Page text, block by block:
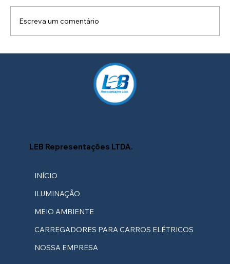
Personalizado para a Sua Fachada
Escreva um comentário
LEB Representações LTDA.
INÍCIO
ILUMINAÇÃO
MEIO AMBIENTE
CARREGADORES PARA CARROS ELÉTRICOS
NOSSA EMPRESA